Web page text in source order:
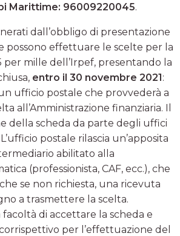
Marittime: 96009220045.
dall’obbligo di presentazione
possono effettuare le scelte per la
per mille dell’Irpef, presentando la
entro il 30 novembre 2021:
ufficio postale che provvederà a
all’Amministrazione finanziaria. Il
della scheda da parte degli uffici
postale rilascia un’apposita
abilitato alla
(professionista, CAF, ecc.), che
se non richiesta, una ricevuta
a trasmettere la scelta.
facoltà di accettare la scheda e
per l’effettuazione del